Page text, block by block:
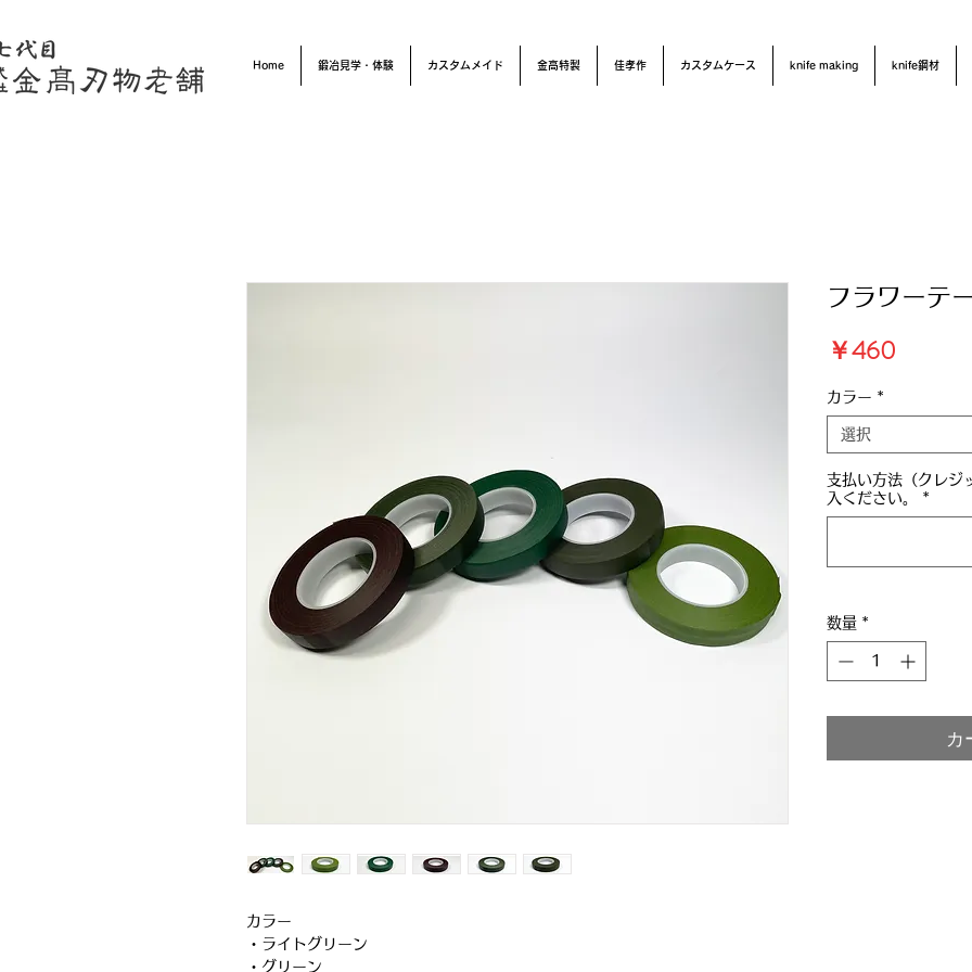
Home 鍛冶見学・体験 カスタムメイド 金高特製 佳孝作 カスタムケース knife making knife鋼材
カラー
・ライトグリーン
・グリーン
フラワーテ
￥460
カラー *
選択
支払い方法（クレジ
入ください。
*
数量 *
カ